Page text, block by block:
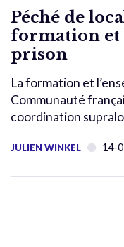
Péché de
formation et
prison
La formation et
Communauté
coordination
JULIEN WINKEL 14-